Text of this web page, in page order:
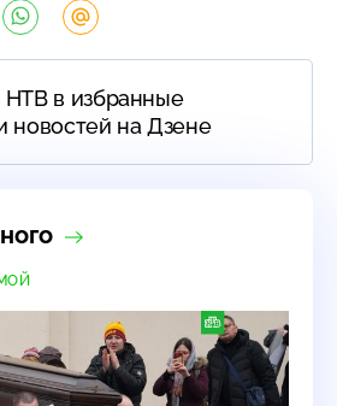
НТВ в избранные
новостей на Дзене